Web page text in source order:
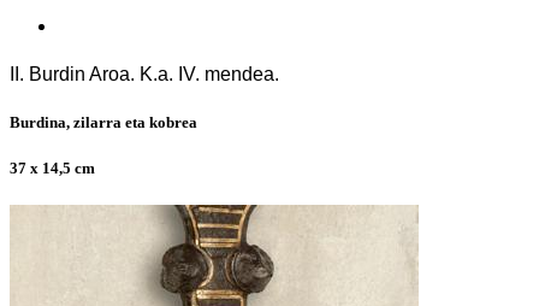
II. Burdin Aroa. K.a. IV. mendea.
Burdina, zilarra eta kobrea
37 x 14,5 cm